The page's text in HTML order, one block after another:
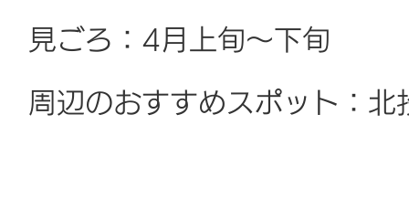
見ごろ：4月上旬～下旬
周辺のおすすめスポット：